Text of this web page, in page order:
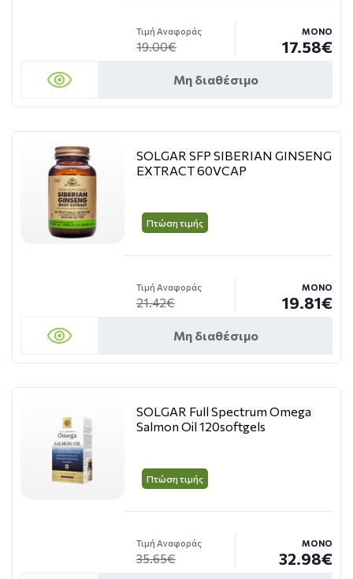
Τιμή Αναφοράς
19.00€
ΜΟΝΟ
17.58€
Μη διαθέσιμο
SOLGAR SFP SIBERIAN GINSENG
EXTRACT 60VCAP
Πτώση τιμής
Τιμή Αναφοράς
21.42€
ΜΟΝΟ
19.81€
Μη διαθέσιμο
SOLGAR Full Spectrum Omega
Salmon Oil 120softgels
Πτώση τιμής
Τιμή Αναφοράς
35.65€
ΜΟΝΟ
32.98€